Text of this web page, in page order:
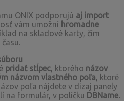
ONIX podporujú aj import
vám umožní hromadne
na skladové karty, čím
pridať stĺpec, ktorého názov
názvom vlastného poľa, ktoré
poľa nájdete v dizaj panely
na formulár, v políčku DBName.